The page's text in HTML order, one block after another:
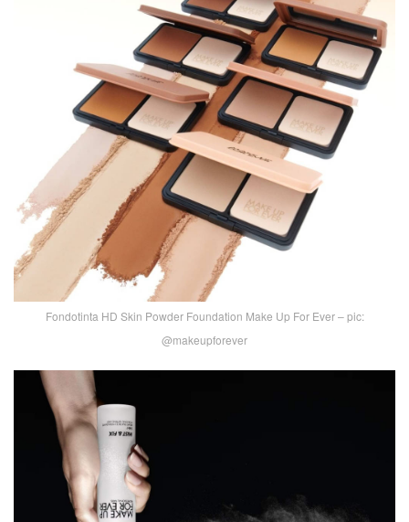
Fondotinta HD Skin Powder Foundation Make Up For Ever – pic:
@makeupforever